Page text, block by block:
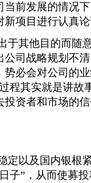
当前发展的情况
新项目进行认真
于其他目的而随
公司战略规划不
势必会对公司的
程其实就是讲故
资者和市场的
定以及国内银根
子”，从而使募